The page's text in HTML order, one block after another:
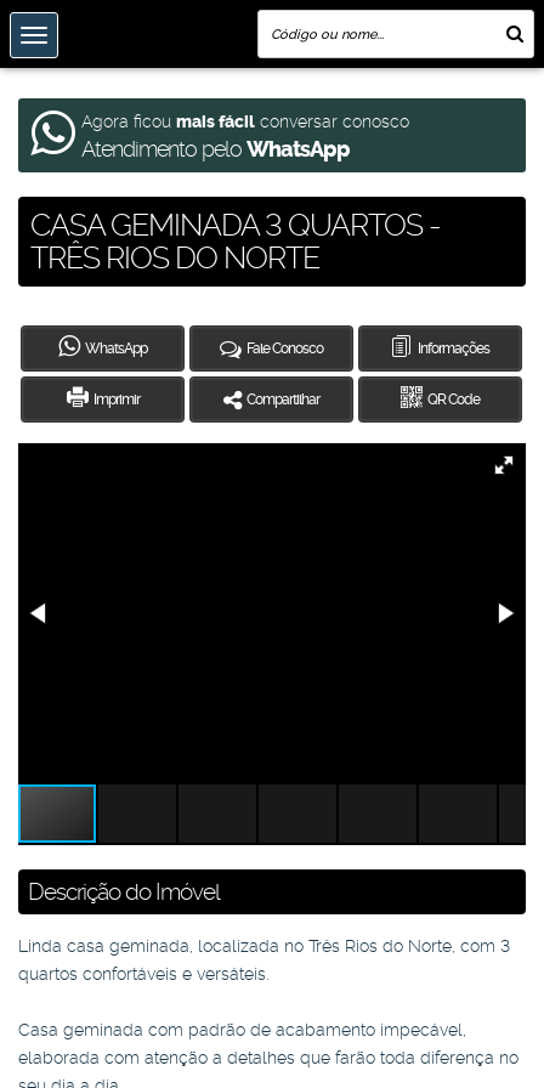
Agora ficou mais fácil conversar conosco
Atendimento peloWhatsApp
CASA GEMINADA 3 QUARTOS -
TRÊS RIOS DO NORTE
WhatsApp Fale Conosco Informações
Imprimir Compartilhar QR Code
Descrição do Imóvel
Linda casa geminada, localizada no Três Rios do Norte, com 3
quartos confortáveis e versáteis.
Casa geminada com padrão de acabamento impecável,
elaborada com atenção a detalhes que farão toda diferença no